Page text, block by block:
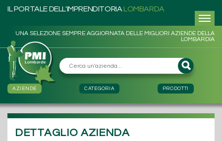
IL PORTALE DELL'IMPRENDITORIA LOMBARDA
UNA SELEZIONE SEMPRE AGGIORNATA DELLE MIGLIORI AZIENDE DELLA
LOMBARDIA
AZIENDE CATEGORIA PRODOTTI
DETTAGLIO AZIENDA